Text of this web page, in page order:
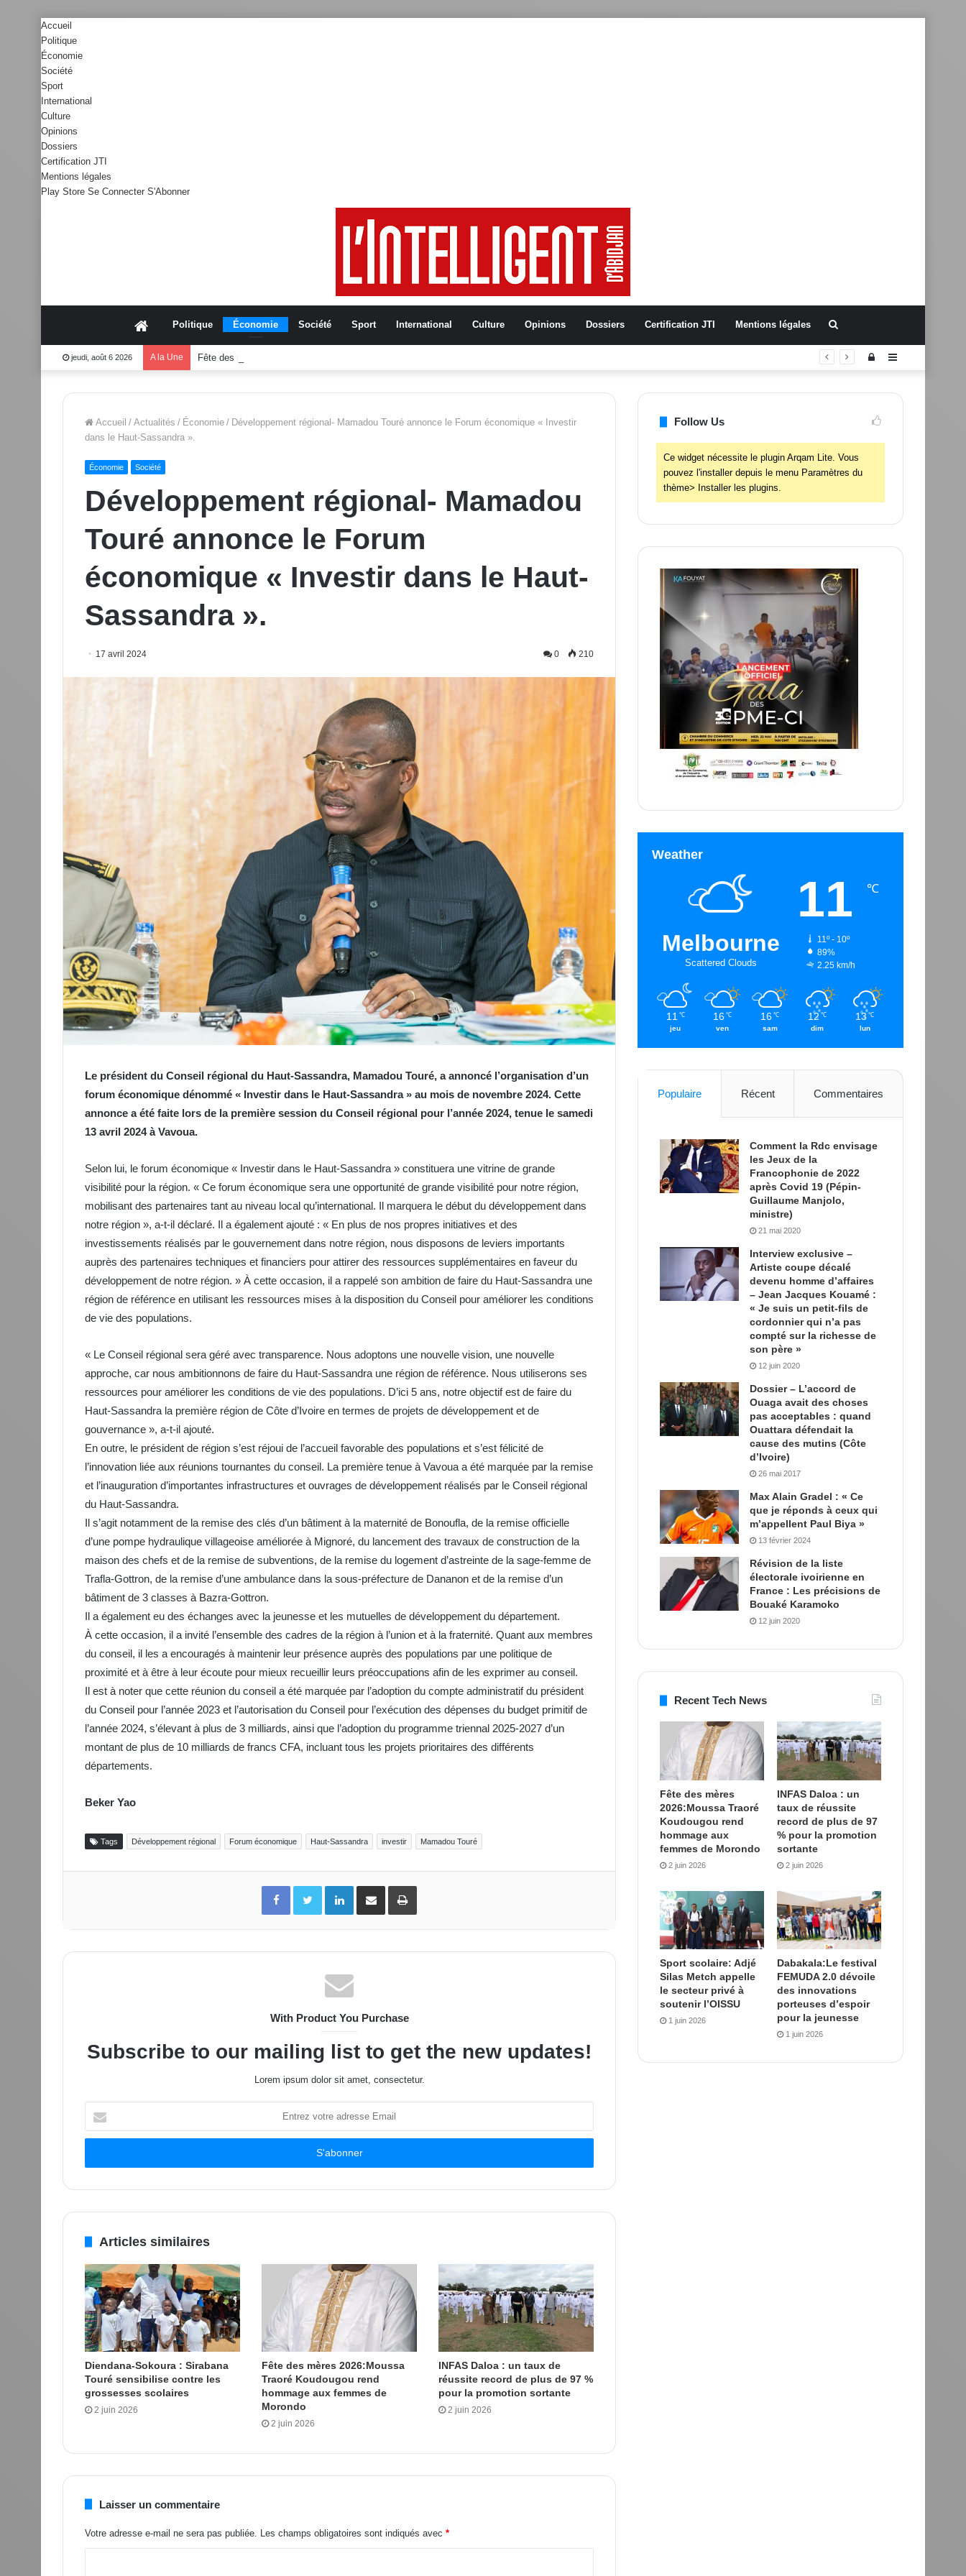
Accueil
Politique
Économie
Société
Sport
International
Culture
Opinions
Dossiers
Certification JTI
Mentions légales
Play Store Se Connecter S'Abonner
AccueilPolitique Économie Société Sport International Culture Opinions Dossiers Certification JTI Mentions légales
jeudi, août 6 2026 A la Une Fête des mères 2026:Moussa Traoré Koudougou rend hommage aux femmes de Morondo Sidebar
Connexion
Accueil / Actualités / Économie / Développement régional- Mamadou Touré annonce le Forum économique « Investir
dans le Haut-Sassandra ».
Économie Société
Développement régional- Mamadou
Touré annonce le Forum
économique « Investir dans le Haut-
Sassandra ».
17 avril 2024 0 210
Le président du Conseil régional du Haut-Sassandra, Mamadou Touré, a annoncé l’organisation d’un
forum économique dénommé « Investir dans le Haut-Sassandra » au mois de novembre 2024. Cette
annonce a été faite lors de la première session du Conseil régional pour l’année 2024, tenue le samedi
13 avril 2024 à Vavoua.
Selon lui, le forum économique « Investir dans le Haut-Sassandra » constituera une vitrine de grande
visibilité pour la région. « Ce forum économique sera une opportunité de grande visibilité pour notre région,
mobilisant des partenaires tant au niveau local qu’international. Il marquera le début du développement dans
notre région », a-t-il déclaré. Il a également ajouté : « En plus de nos propres initiatives et des
investissements réalisés par le gouvernement dans notre région, nous disposons de leviers importants
auprès des partenaires techniques et financiers pour attirer des ressources supplémentaires en faveur du
développement de notre région. » À cette occasion, il a rappelé son ambition de faire du Haut-Sassandra une
région de référence en utilisant les ressources mises à la disposition du Conseil pour améliorer les conditions
de vie des populations.
« Le Conseil régional sera géré avec transparence. Nous adoptons une nouvelle vision, une nouvelle
approche, car nous ambitionnons de faire du Haut-Sassandra une région de référence. Nous utiliserons ses
ressources pour améliorer les conditions de vie des populations. D’ici 5 ans, notre objectif est de faire du
Haut-Sassandra la première région de Côte d’Ivoire en termes de projets de développement et de
gouvernance », a-t-il ajouté.
En outre, le président de région s’est réjoui de l’accueil favorable des populations et s’est félicité de
l’innovation liée aux réunions tournantes du conseil. La première tenue à Vavoua a été marquée par la remise
et l’inauguration d’importantes infrastructures et ouvrages de développement réalisés par le Conseil régional
du Haut-Sassandra.
Il s’agit notamment de la remise des clés d’un bâtiment à la maternité de Bonoufla, de la remise officielle
d’une pompe hydraulique villageoise améliorée à Mignoré, du lancement des travaux de construction de la
maison des chefs et de la remise de subventions, de la remise du logement d’astreinte de la sage-femme de
Trafla-Gottron, de la remise d’une ambulance dans la sous-préfecture de Dananon et de la remise d’un
bâtiment de 3 classes à Bazra-Gottron.
Il a également eu des échanges avec la jeunesse et les mutuelles de développement du département.
À cette occasion, il a invité l’ensemble des cadres de la région à l’union et à la fraternité. Quant aux membres
du conseil, il les a encouragés à maintenir leur présence auprès des populations par une politique de
proximité et à être à leur écoute pour mieux recueillir leurs préoccupations afin de les exprimer au conseil.
Il est à noter que cette réunion du conseil a été marquée par l’adoption du compte administratif du président
du Conseil pour l’année 2023 et l’autorisation du Conseil pour l’exécution des dépenses du budget primitif de
l’année 2024, s’élevant à plus de 3 milliards, ainsi que l’adoption du programme triennal 2025-2027 d’un
montant de plus de 10 milliards de francs CFA, incluant tous les projets prioritaires des différents
départements.
Beker Yao
Tags Développement régional Forum économique Haut-Sassandra investir Mamadou Touré
FacebookTwitter LinkedinPartager par email Imprimer
With Product You Purchase
Subscribe to our mailing list to get the new updates!
Lorem ipsum dolor sit amet, consectetur.
votre
adresse
Articles similaires
Diendana-Sokoura : Sirabana
Touré sensibilise contre les
grossesses scolaires
2 juin 2026
Fête des mères 2026:Moussa
Traoré Koudougou rend
hommage aux femmes de
Morondo
2 juin 2026
INFAS Daloa : un taux de
réussite record de plus de 97 %
pour la promotion sortante
2 juin 2026
Laisser un commentaire
Votre adresse e-mail ne sera pas publiée. Les champs obligatoires sont indiqués avec *
Follow Us
Ce widget nécessite le plugin Arqam Lite. Vous
pouvez l'installer depuis le menu Paramètres du
thème> Installer les plugins.
Weather
Melbourne
Scattered Clouds
11 ℃
11º - 10º
89%
2.25 km/h
11 ℃
jeu
16 ℃
ven
16 ℃
sam
12 ℃
dim
13 ℃
lun
Populaire Récent Commentaires
Comment la Rdc envisage
les Jeux de la
Francophonie de 2022
après Covid 19 (Pépin-
Guillaume Manjolo,
ministre)
21 mai 2020
Interview exclusive –
Artiste coupe décalé
devenu homme d’affaires
– Jean Jacques Kouamé :
« Je suis un petit-fils de
cordonnier qui n’a pas
compté sur la richesse de
son père »
12 juin 2020
Dossier – L’accord de
Ouaga avait des choses
pas acceptables : quand
Ouattara défendait la
cause des mutins (Côte
d’Ivoire)
26 mai 2017
Max Alain Gradel : « Ce
que je réponds à ceux qui
m’appellent Paul Biya »
13 février 2024
Révision de la liste
électorale ivoirienne en
France : Les précisions de
Bouaké Karamoko
12 juin 2020
Recent Tech News
Fête des mères
2026:Moussa Traoré
Koudougou rend
hommage aux
femmes de Morondo
2 juin 2026
INFAS Daloa : un
taux de réussite
record de plus de 97
% pour la promotion
sortante
2 juin 2026
Sport scolaire: Adjé
Silas Metch appelle
le secteur privé à
soutenir l’OISSU
1 juin 2026
Dabakala:Le festival
FEMUDA 2.0 dévoile
des innovations
porteuses d’espoir
pour la jeunesse
1 juin 2026